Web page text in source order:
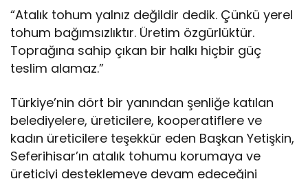
“Atalık tohum yalnız değildir dedik. Çünkü yerel
tohum bağımsızlıktır. Üretim özgürlüktür.
Toprağına sahip çıkan bir halkı hiçbir güç
teslim alamaz.”
Türkiye’nin dört bir yanından şenliğe katılan
belediyelere, üreticilere, kooperatiflere ve
kadın üreticilere teşekkür eden Başkan Yetişkin,
Seferihisar’ın atalık tohumu korumaya ve
üreticiyi desteklemeye devam edeceğini